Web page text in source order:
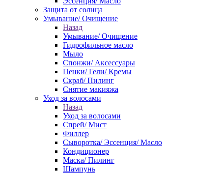
Защита от солнца
Умывание/ Очищение
Назад
Умывание/ Очищение
Гидрофильное масло
Мыло
Спонжи/ Аксессуары
Пенки/ Гели/ Кремы
Скраб/ Пилинг
Снятие макияжа
Уход за волосами
Назад
Уход за волосами
Спрей/ Мист
Филлер
Сыворотка/ Эссенция/ Масло
Кондиционер
Маска/ Пилинг
Шампунь